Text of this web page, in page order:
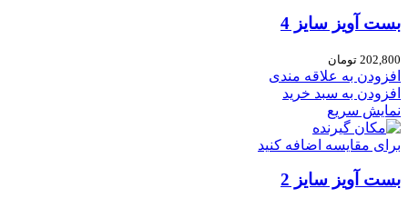
بست آویز سایز 4
202,800 تومان
افزودن به علاقه مندی
افزودن به سبد خرید
نمایش سریع
برای مقایسه اضافه کنید
بست آویز سایز 2